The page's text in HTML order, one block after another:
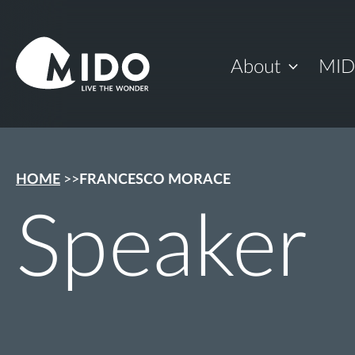
About
HOME >> FRANCESCO MORACE
Speaker